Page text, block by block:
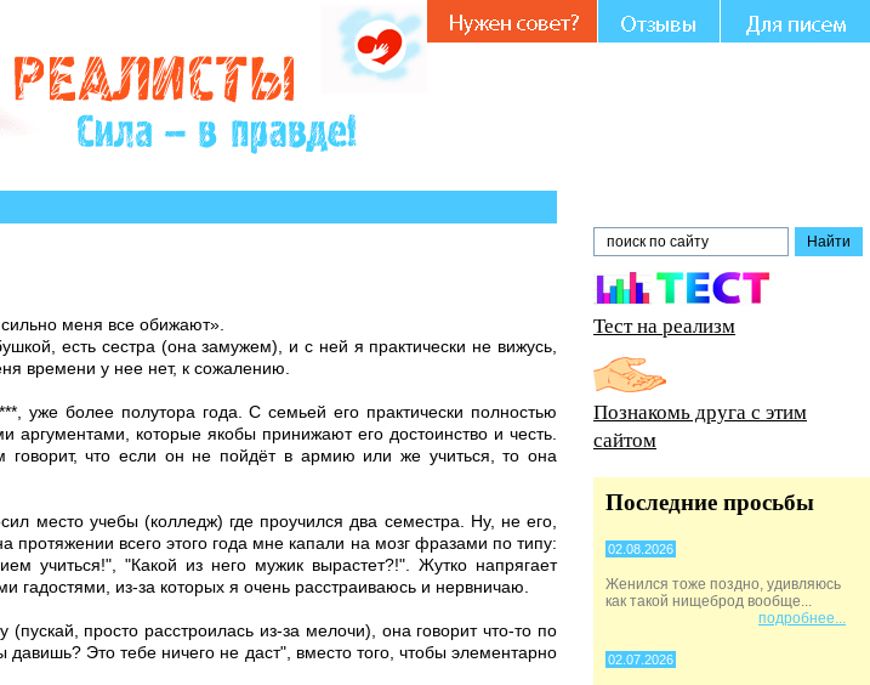
которых остро нуждаются в Вашем участии и совете.
меня все обижают».
есть сестра (она замужем), и с ней я практически не вижусь,
времени у нее нет, к сожалению.
уже более полутора года. С семьей его практически полностью
которые якобы принижают его достоинство и честь.
что если он не пойдёт в армию или же учиться, то она
место учебы (колледж) где проучился два семестра. Ну, не его,
протяжении всего этого года мне капали на мозг фразами по типу:
учиться!", "Какой из него мужик вырастет?!". Жутко напрягает
гадостями, из-за которых я очень расстраиваюсь и нервничаю.
просто расстроилась из-за мелочи), она говорит что-то по
Это тебе ничего не даст", вместо того, чтобы элементарно
Тест на реализм
Познакомь друга с этим
сайтом
Последние просьбы
02.08.2026
Женился тоже поздно, удивляюсь
как такой нищеброд вообще...
подробнее...
02.07.2026